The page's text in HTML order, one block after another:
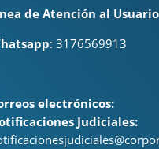
de Atención al Usuario
: 3176569913
electrónicos:
Judiciales: